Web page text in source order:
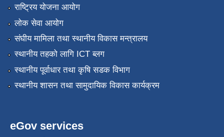
राष्ट्रिय योजना आयोग
लोक सेवा आयोग
संघीय मामिला तथा स्थानीय विकास मन्त्रालय
स्थानीय तहको लागि ICT ब्लग
स्थानीय पूर्वाधार तथा कृषि सडक विभाग
स्थानीय शासन तथा सामुदायिक विकास कार्यक्रम
eGov services